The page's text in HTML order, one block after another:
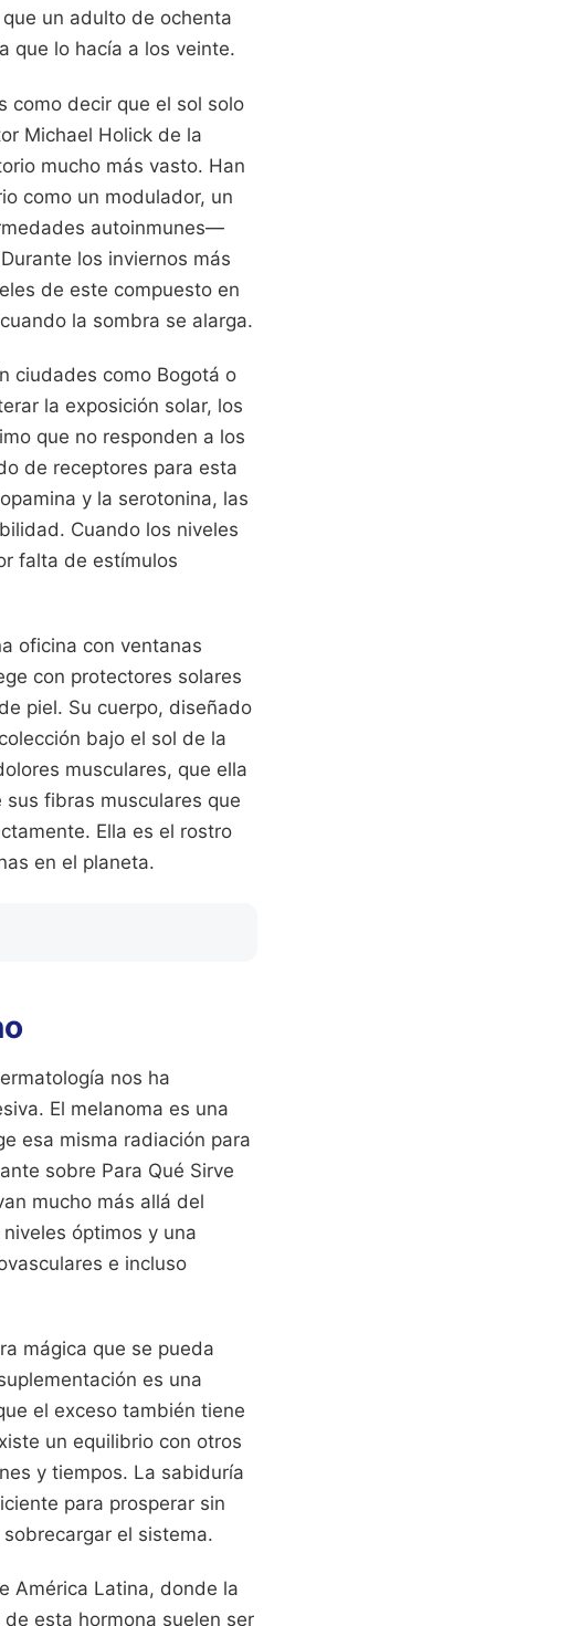
un adulto de ochenta
que lo hacía a los veinte.
como decir que el sol solo
Michael Holick de la
mucho más vasto. Han
como un modulador, un
autoinmunes—
los inviernos más
de este compuesto en
la sombra se alarga.
ciudades como Bogotá o
la exposición solar, los
que no responden a los
de receptores para esta
y la serotonina, las
Cuando los niveles
falta de estímulos
oficina con ventanas
con protectores solares
piel. Su cuerpo, diseñado
bajo el sol de la
musculares, que ella
fibras musculares que
Ella es el rostro
en el planeta.
nos ha
El melanoma es una
esa misma radiación para
sobre Para Qué Sirve
mucho más allá del
óptimos y una
e incluso
mágica que se pueda
es una
el exceso también tiene
un equilibrio con otros
y tiempos. La sabiduría
para prosperar sin
el sistema.
América Latina, donde la
esta hormona suelen ser